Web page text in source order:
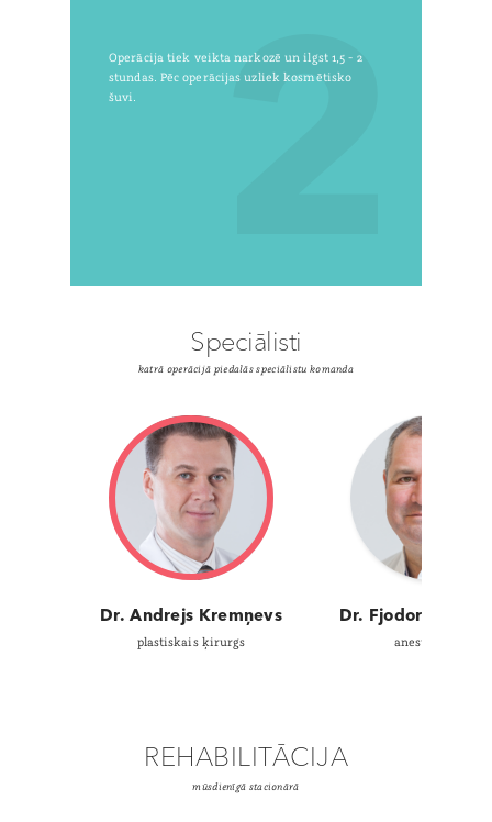
Operācija tiek veikta narkozē un ilgst 1,5 - 2
stundas. Pēc operācijas uzliek kosmētisko
šuvi.
2
Speciālisti
katrā operācijā piedalās speciālistu komanda
Dr. Andrejs Kremņevs
plastiskais ķirurgs
Dr. Fjodors
anesteziologs
REHABILITĀCIJA
mūsdienīgā stacionārā